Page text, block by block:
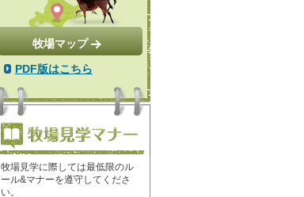
牧場マップ
PDF版はこちら
牧場見学に際しては最低限のル
ール&マナーを遵守してくださ
い。